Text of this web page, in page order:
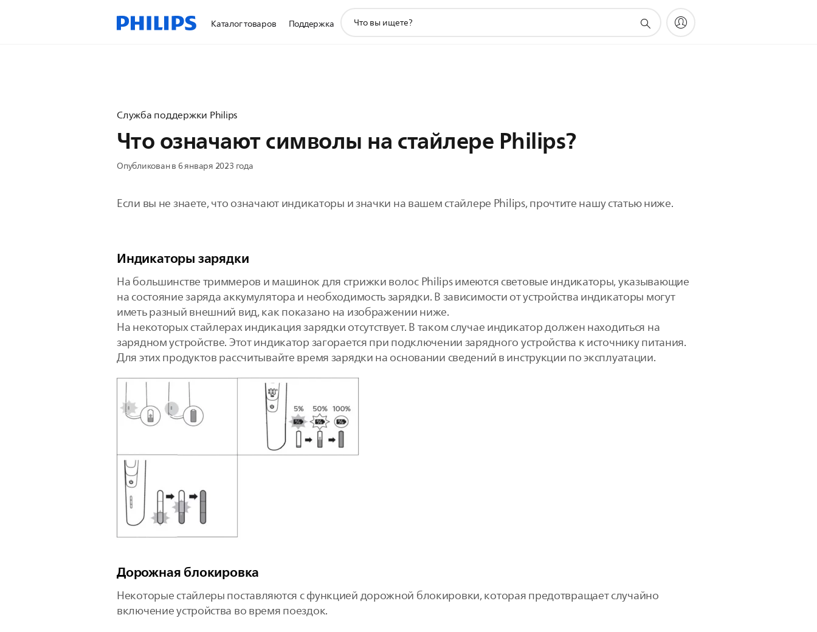
Каталог товаров Поддержка
поддержки
Служба поддержки Philips
Что означают символы на стайлере Philips?
Опубликован в 6 января 2023 года
Если вы не знаете, что означают индикаторы и значки на вашем стайлере Philips, прочтите нашу статью ниже.
Индикаторы зарядки
На большинстве триммеров и машинок для стрижки волос Philips имеются световые индикаторы, указывающие
на состояние заряда аккумулятора и необходимость зарядки. В зависимости от устройства индикаторы могут
иметь разный внешний вид, как показано на изображении ниже.
На некоторых стайлерах индикация зарядки отсутствует. В таком случае индикатор должен находиться на
зарядном устройстве. Этот индикатор загорается при подключении зарядного устройства к источнику питания.
Для этих продуктов рассчитывайте время зарядки на основании сведений в инструкции по эксплуатации.
Дорожная блокировка
Некоторые стайлеры поставляются с функцией дорожной блокировки, которая предотвращает случайно
включение устройства во время поездок.